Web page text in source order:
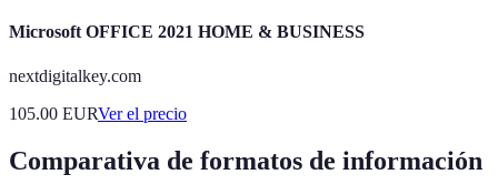
Microsoft OFFICE 2021 HOME & BUSINESS
nextdigitalkey.com
105.00 EURVer el precio
Comparativa de formatos de información